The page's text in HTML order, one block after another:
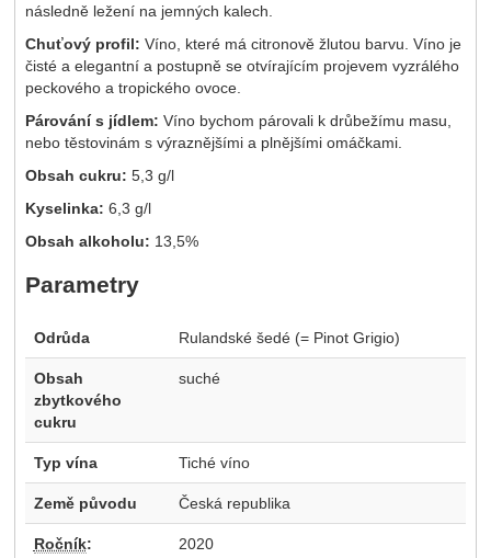
následně ležení na jemných kalech.
Chuťový profil: Víno, které má citronově žlutou barvu. Víno je
čisté a elegantní a postupně se otvírajícím projevem vyzrálého
peckového a tropického ovoce.
Párování s jídlem: Víno bychom párovali k drůbežímu masu,
nebo těstovinám s výraznějšími a plnějšími omáčkami.
Obsah cukru: 5,3 g/l
Kyselinka: 6,3 g/l
Obsah alkoholu: 13,5%
Parametry
Odrůda Rulandské šedé (= Pinot Grigio)
Obsah
zbytkového
cukru
suché
Typ vína Tiché víno
Země původu Česká republika
Ročník: 2020